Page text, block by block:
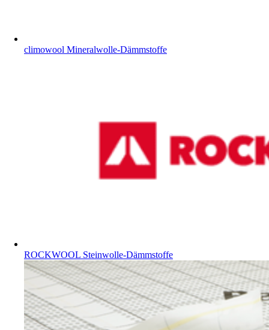
climowool Mineralwolle-Dämmstoffe
ROCKWOOL Steinwolle-Dämmstoffe